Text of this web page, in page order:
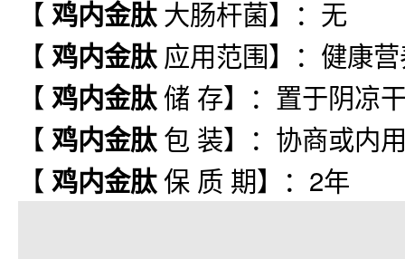
【鸡内金肽大肠杆菌】：无
【鸡内金肽 应用范围】 ：健康
【鸡内金肽储 存】 ：置于阴凉
【鸡内金肽包 装】 ：协商或内
【鸡内金肽保 质 期】 ：2年